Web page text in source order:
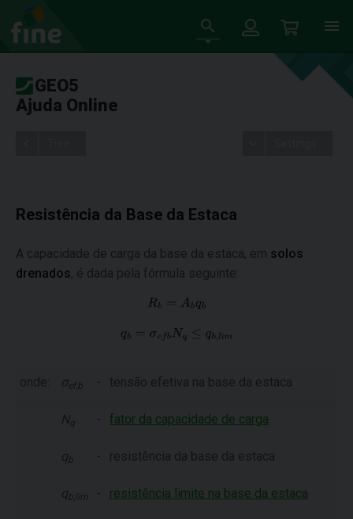
GEO5
Ajuda Online
Resistência da Base da Estaca
A capacidade de carga da base da estaca, em solos
drenados, é dada pela fórmula seguinte:
onde: σef,b - tensão efetiva na base da estaca
N q - fator da capacidade de carga
q b - resistência da base da estaca
q b,lim - resistência limite na base da estaca